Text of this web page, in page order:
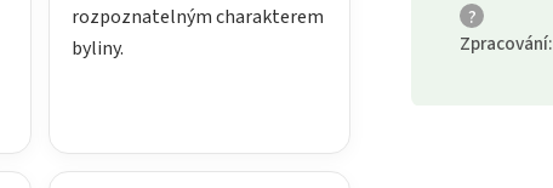
rozpoznatelným charakterem
byliny.
?
Zpracování: